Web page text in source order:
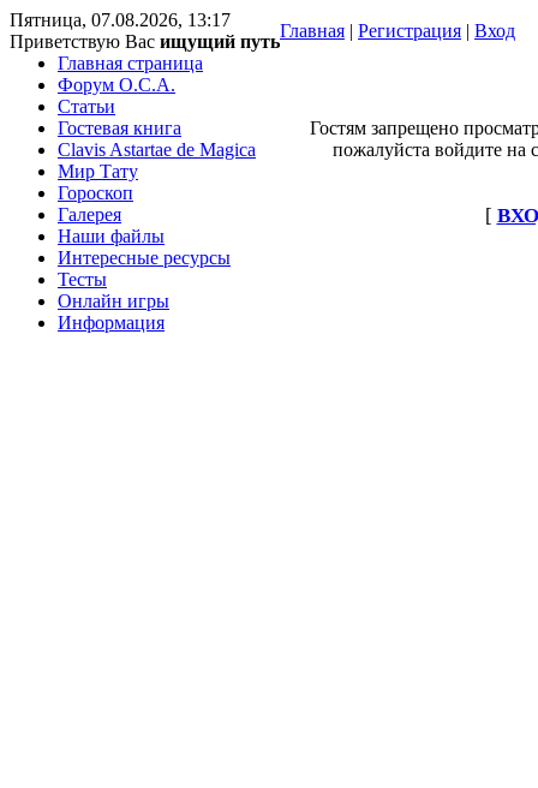
Пятница, 07.08.2026, 13:17
Приветствую Вас ищущий путь
Главная | Регистрация | Вход
Главная страница
Форум O.C.A.
Статьи
Гостевая книга
Clavis Astartae de Magica
Мир Тату
Гороскоп
Галерея
Наши файлы
Интересные ресурсы
Тесты
Онлайн игры
Информация
Гостям запрещено
пожалуйста войдите на
[